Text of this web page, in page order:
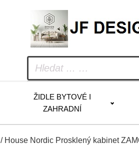
ŽIDLE BYTOVÉ I
ZAHRADNÍ
/ House Nordic Prosklený kabinet